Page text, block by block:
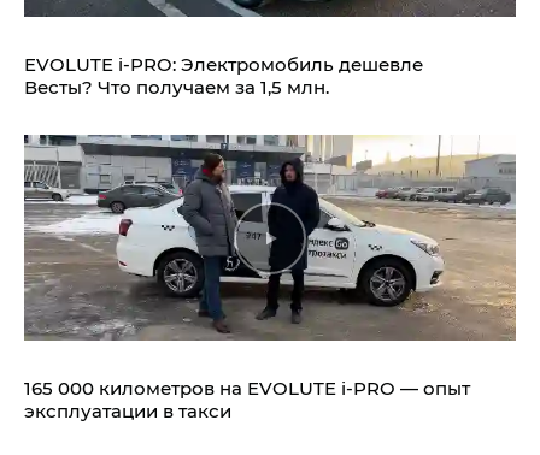
EVOLUTE i‑PRO: Электромобиль дешевле
Весты? Что получаем за 1,5 млн.
165 000 километров на EVOLUTE i‑PRO — опыт
эксплуатации в такси